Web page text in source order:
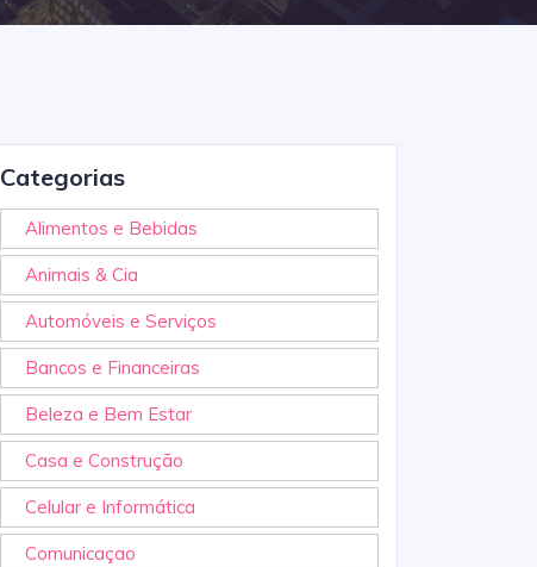
Categorias
Alimentos e Bebidas
Animais & Cia
Automóveis e Serviços
Bancos e Financeiras
Beleza e Bem Estar
Casa e Construção
Celular e Informática
Comunicaçao